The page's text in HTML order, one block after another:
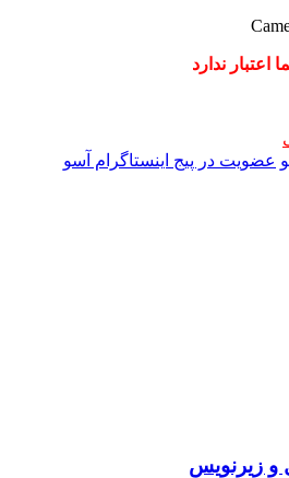
ندارد
عضویت در پیج اینستاگرام آسو
و زیرنویس